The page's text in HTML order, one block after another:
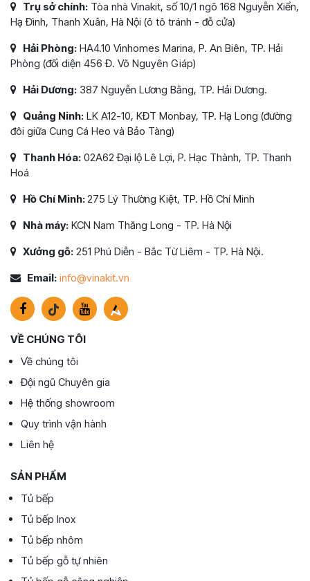
Trụ sở chính: Tòa nhà Vinakit, số 10/1 ngõ 168 Nguyễn Xiển,
Hạ Đình, Thanh Xuân, Hà Nội (ô tô tránh - đỗ cửa)
Hải Phòng: HA4.10 Vinhomes Marina, P. An Biên, TP. Hải
Phòng (đối diện 456 Đ. Võ Nguyên Giáp)
Hải Dương: 387 Nguyễn Lương Bằng, TP. Hải Dương.
Quảng Ninh: LK A12-10, KĐT Monbay, TP. Hạ Long (đường
đôi giữa Cung Cá Heo và Bảo Tàng)
Thanh Hóa: 02A62 Đại lộ Lê Lợi, P. Hạc Thành, TP. Thanh
Hoá
Hồ Chí Minh:275 Lý Thường Kiệt, TP. Hồ Chí Minh
Nhà máy: KCN Nam Thăng Long - TP. Hà Nội
Xưởng gỗ: 251 Phú Diễn - Bắc Từ Liêm - TP. Hà Nội.
Email: info@vinakit.vn
VỀ CHÚNG TÔI
Về chúng tôi
Đội ngũ Chuyên gia
Hệ thống showroom
Quy trình vận hành
Liên hệ
SẢN PHẨM
Tủ bếp
Tủ bếp Inox
Tủ bếp nhôm
Tủ bếp gỗ tự nhiên